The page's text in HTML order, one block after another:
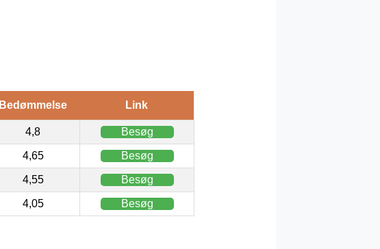
Bedømmelse Link
4,8 Besøg
4,65 Besøg
4,55 Besøg
4,05 Besøg